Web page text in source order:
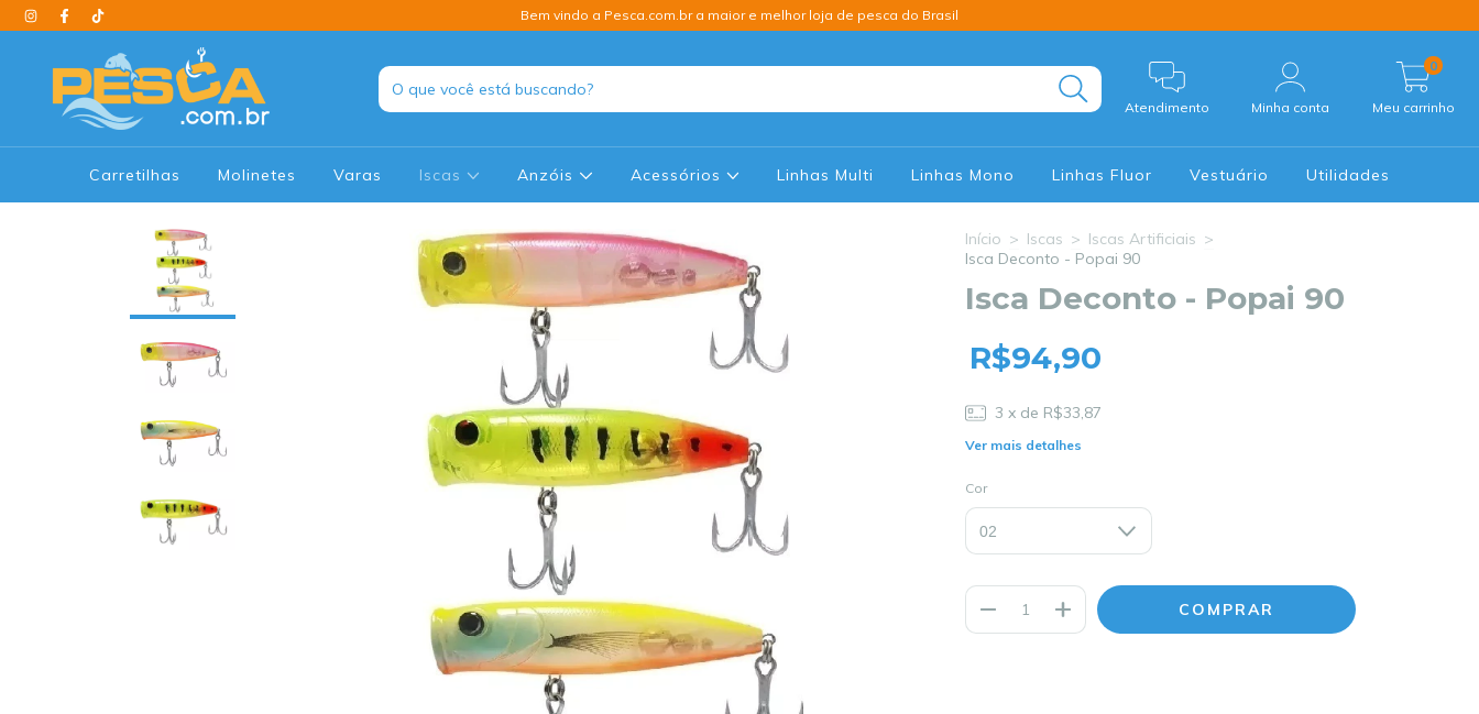
Bem vindo a Pesca.com.br a maior e melhor loja de pesca do Brasil
Atendimento Minha conta Meu carrinho
0
Carretilhas Molinetes Varas Iscas Anzóis Acessórios Linhas Multi Linhas Mono Linhas Fluor Vestuário Utilidades
Início > Iscas > Iscas Artificiais >
Isca Deconto - Popai 90
Isca Deconto - Popai 90
R$94,90
3 x de R$33,87
Ver mais detalhes
Cor